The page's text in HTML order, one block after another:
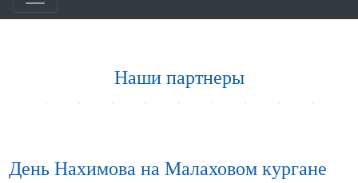
Наши партнеры
День Нахимова на Малаховом кургане